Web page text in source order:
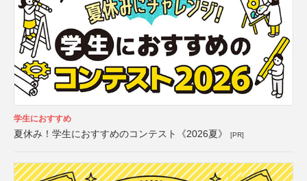
学生におすすめ
夏休み！学生におすすめのコンテスト《2026夏》 [PR]